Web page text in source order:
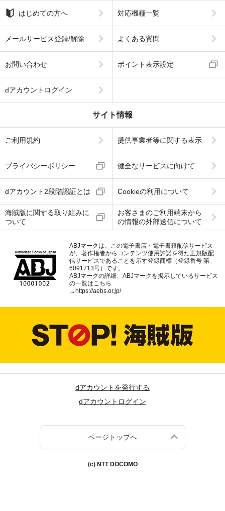
はじめての方へ 対応機種一覧
メールサービス登録/解除 よくある質問
お問い合わせ ポイント表示設定
dアカウントログイン
サイト情報
ご利用規約 提供事業者等に関する表示
プライバシーポリシー 健全なサービスに向けて
dアカウント2段階認証とは Cookieの利用について
海賊版に関する取り組みに
ついて
お客さまのご利用端末から
の情報の外部送信について
ABJマークは、この電子書店・電子書籍配信サービス
が、著作権者からコンテンツ使用許諾を得た正規版配
信サービスであることを示す登録商標（登録番号 第
6091713号）です。
ABJマークの詳細、ABJマークを掲示しているサービス
の一覧はこちら
→https://aebs.or.jp/
dアカウントを発行する
dアカウントログイン
ページトップへ
(c) NTT DOCOMO